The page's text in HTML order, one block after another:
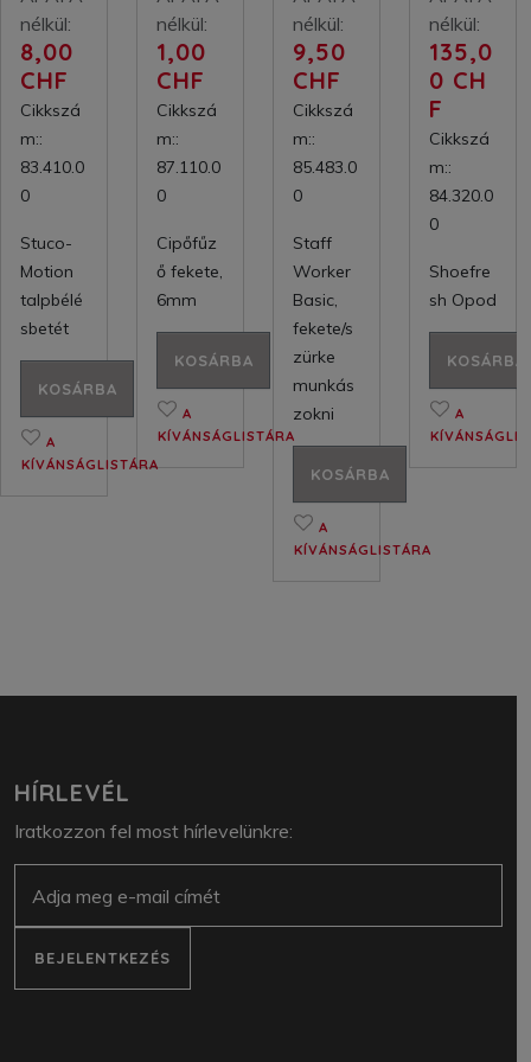
nélkül:
8,00
CHF
Cikkszá
m::
83.410.0
0
Stuco-
Motion
talpbélé
sbetét
KOSÁRBA
A
KÍVÁNSÁGLISTÁRA
nélkül:
1,00
CHF
Cikkszá
m::
87.110.0
0
Cipőfűz
ő fekete,
6mm
KOSÁRBA
A
KÍVÁNSÁGLISTÁRA
nélkül:
9,50
CHF
Cikkszá
m::
85.483.0
0
Staff
Worker
Basic,
fekete/s
zürke
munkás
zokni
KOSÁRBA
A
KÍVÁNSÁGLISTÁRA
nélkül:
135,0
0 CH
F
Cikkszá
m::
84.320.0
0
Shoefre
sh Opod
KOSÁRBA
A
HÍRLEVÉL
Iratkozzon fel most hírlevelünkre:
BEJELENTKEZÉS